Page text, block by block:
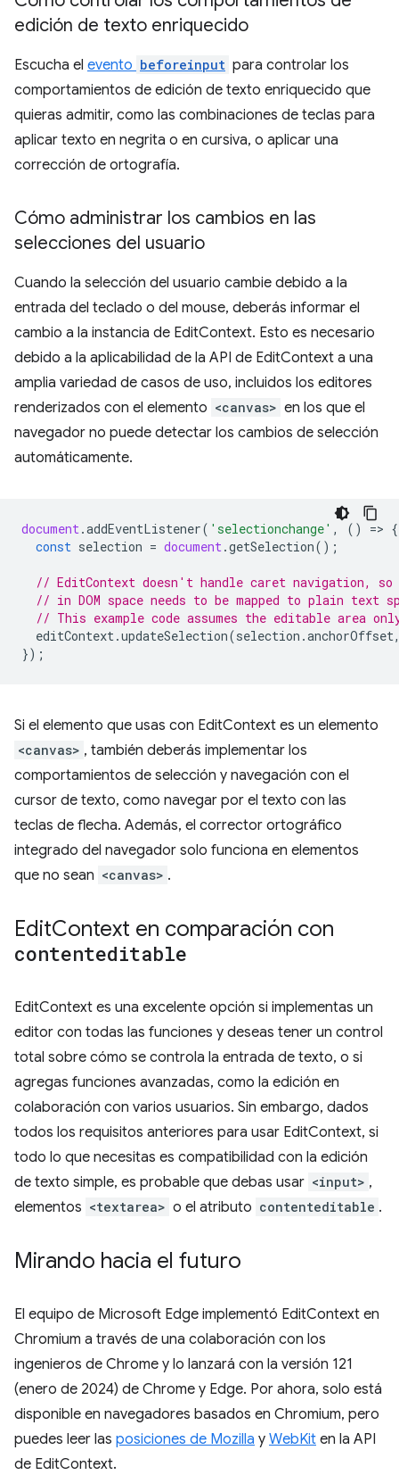
edición de texto enriquecido
Escucha el evento beforeinput para controlar los
comportamientos de edición de texto enriquecido que
quieras admitir, como las combinaciones de teclas para
aplicar texto en negrita o en cursiva, o aplicar una
corrección de ortografía.
Cómo administrar los cambios en las
selecciones del usuario
Cuando la selección del usuario cambie debido a la
entrada del teclado o del mouse, deberás informar el
cambio a la instancia de EditContext. Esto es necesario
debido a la aplicabilidad de la API de EditContext a una
amplia variedad de casos de uso, incluidos los editores
renderizados con el elemento <canvas> en los que el
navegador no puede detectar los cambios de selección
automáticamente.
document.addEventListener( 'selectionchange' , () => {
const selection = document.getSelection();
// EditContext doesn't handle caret navigation,
// in DOM space needs to be mapped to plain text
// This example code assumes the editable area
editContext.updateSelection(selection .anchorOffset
});
Si el elemento que usas con EditContext es un elemento
<canvas> , también deberás implementar los
comportamientos de selección y navegación con el
cursor de texto, como navegar por el texto con las
teclas de flecha. Además, el corrector ortográfico
integrado del navegador solo funciona en elementos
que no sean <canvas> .
EditContext en comparación con
contenteditable
EditContext es una excelente opción si implementas un
editor con todas las funciones y deseas tener un control
total sobre cómo se controla la entrada de texto, o si
agregas funciones avanzadas, como la edición en
colaboración con varios usuarios. Sin embargo, dados
todos los requisitos anteriores para usar EditContext, si
todo lo que necesitas es compatibilidad con la edición
de texto simple, es probable que debas usar <input> ,
elementos <textarea> o el atributo contenteditable .
Mirando hacia el futuro
El equipo de Microsoft Edge implementó EditContext en
Chromium a través de una colaboración con los
ingenieros de Chrome y lo lanzará con la versión 121
(enero de 2024) de Chrome y Edge. Por ahora, solo está
disponible en navegadores basados en Chromium, pero
puedes leer las posiciones de Mozilla y WebKit en la API
de EditContext.